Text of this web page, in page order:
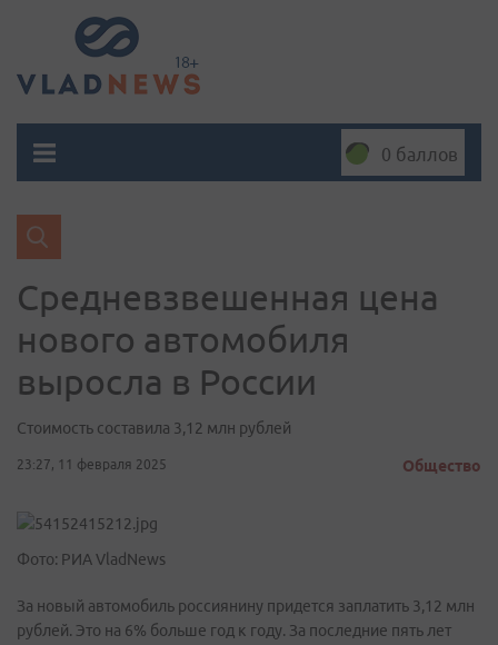
0 баллов
Средневзвешенная цена
нового автомобиля
выросла в России
Стоимость составила 3,12 млн рублей
23:27, 11 февраля 2025 Общество
Фото: РИА VladNews
За новый автомобиль россиянину придется заплатить 3,12 млн
рублей. Это на 6% больше год к году. За последние пять лет